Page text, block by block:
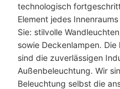
technologisch
Element jedes
Sie: stilvolle
sowie Deckenlampen.
sind die zuverlässigen
Außenbeleuchtung. Wir
Beleuchtung selbst die